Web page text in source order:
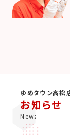
ゆめタウン高松
お知らせ
News